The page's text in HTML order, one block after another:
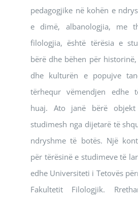
pedagogjike në kohën e
e dimë, albanologjia, me
filologjia, është tërësia e
bërë dhe bëhen për
dhe kulturën e popujve
tërhequr vëmendjen edhe
huaj. Ato janë bërë objekt
studimesh nga dijetarë të
ndryshme të botës. Një
për tërësinë e studimeve të
edhe Universiteti i Tetovës
Fakultetit Filologjik.